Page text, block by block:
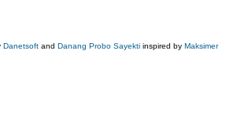
Danetsoft and Danang Probo Sayekti inspired by Maksimer